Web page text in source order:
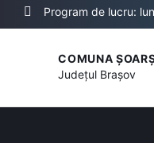
Program de lucru:
COMUNA
Județul Brașov